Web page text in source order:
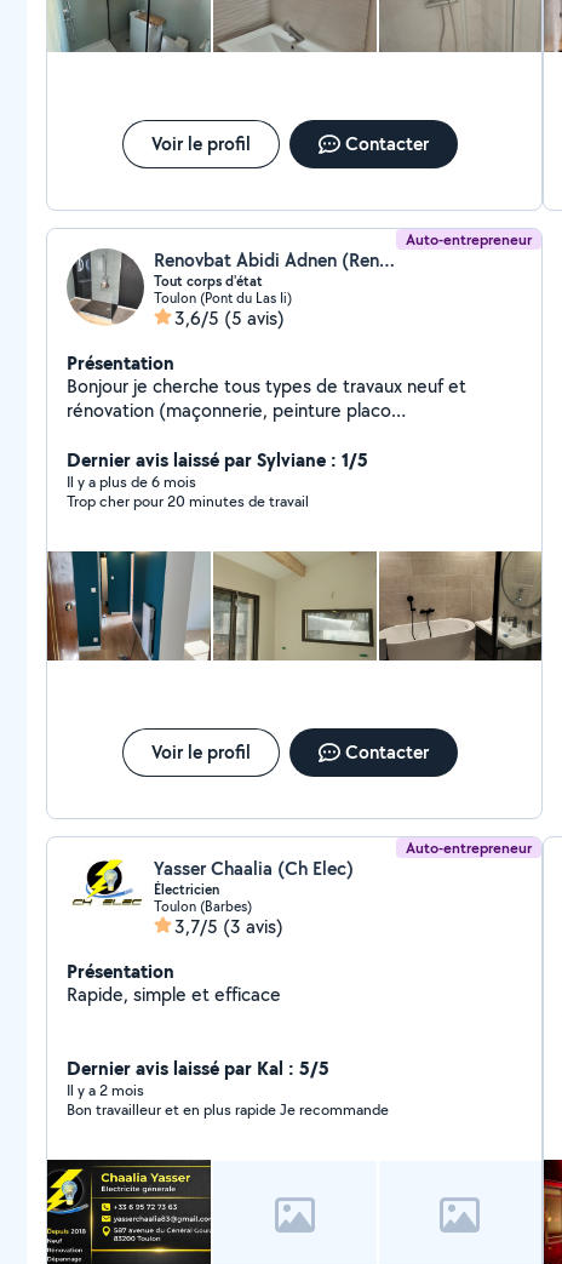
Voir le profil Contacter
Auto-entrepreneur
Renovbat Abidi Adnen (Renovbat)
Tout corps d'état
Toulon (Pont du Las Ii)
3,6/5 (5 avis)
Présentation
Bonjour je cherche tous types de travaux neuf et
rénovation (maçonnerie, peinture placo
parquets,plomberie, traitement technique, papier
peint et tapisserie j'ai 17 ans d'expérience
Dernier avis laissé par Sylviane : 1/5
Il y a plus de 6 mois
Trop cher pour 20 minutes de travail
Voir le profil Contacter
Auto-entrepreneur
Yasser Chaalia (Ch Elec)
Électricien
Toulon (Barbes)
3,7/5 (3 avis)
Présentation
Rapide, simple et efficace
Dernier avis laissé par Kal : 5/5
Il y a 2 mois
Bon travailleur et en plus rapide Je recommande